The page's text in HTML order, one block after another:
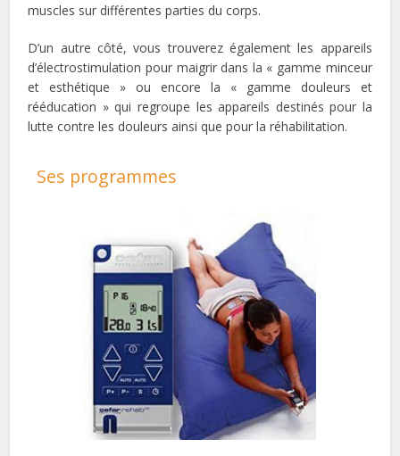
muscles sur différentes parties du corps.
D’un autre côté, vous trouverez également les appareils
d’électrostimulation pour maigrir dans la « gamme minceur
et esthétique » ou encore la « gamme douleurs et
rééducation » qui regroupe les appareils destinés pour la
lutte contre les douleurs ainsi que pour la réhabilitation.
Ses programmes